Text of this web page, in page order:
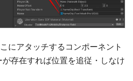
にアタッチするコンポーネント
存在すれば位置を追従・しなけ